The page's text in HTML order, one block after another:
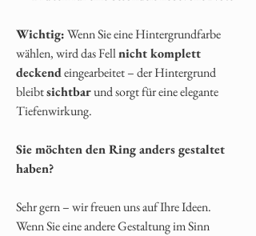
Wichtig:Wenn Sie eine Hintergrundfarbe
wählen, wird das Fellnicht komplett
deckendeingearbeitet – der Hintergrund
bleibtsichtbarund sorgt für eine elegante
Tiefenwirkung.
Sie möchten den Ring anders gestaltet
haben?
Sehr gern – wir freuen uns auf Ihre Ideen.
Wenn Sie eine andere Gestaltung im Sinn